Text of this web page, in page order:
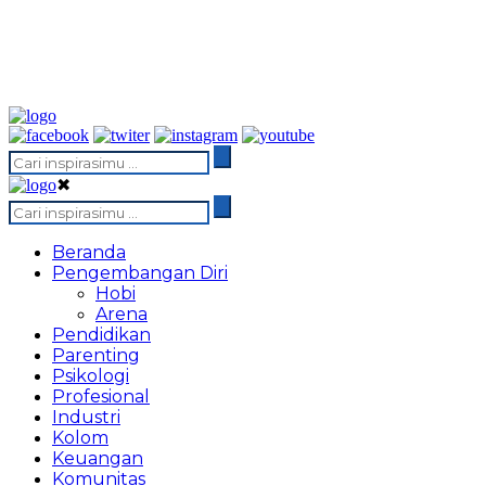
✖
Beranda
Pengembangan Diri
Hobi
Arena
Pendidikan
Parenting
Psikologi
Profesional
Industri
Kolom
Keuangan
Komunitas